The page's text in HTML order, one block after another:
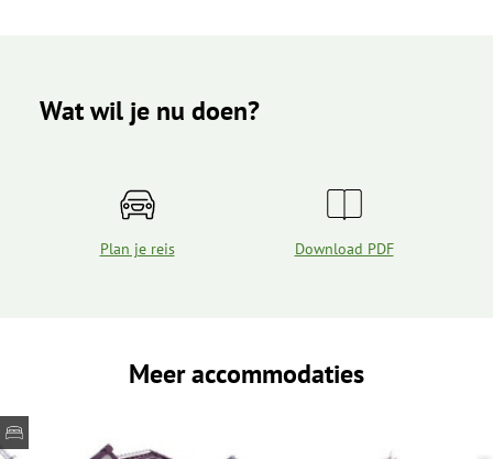
Wat wil je nu doen?
Plan je reis Download PDF
Meer accommodaties